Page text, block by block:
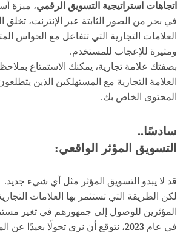
اتجاهات استراتيجية التسويق الرقمي، ميزة
في بحر من الصور الثابتة عبر الإنترنت، تخلق
العلامات التجارية التي تتفاعل مع الحواس
ومثيرة للإعجاب للمستخدم.
بصفتك علامة تجارية، يمكنك الاستمتاع
العلامة التجارية مع المستهلكين الذين
المحتوى الخاص بك.
سادسًا..
التسويق المؤثر الواقعي:
قد لا يبدو التسويق المؤثر مثل أي شيء جديد.
لكن الطريقة التي تستثمر بها العلامات
المؤثرين للوصول إلى جمهورهم في تغير
في عام 2023، نتوقع أن نرى تحولًا بعيدًا عن